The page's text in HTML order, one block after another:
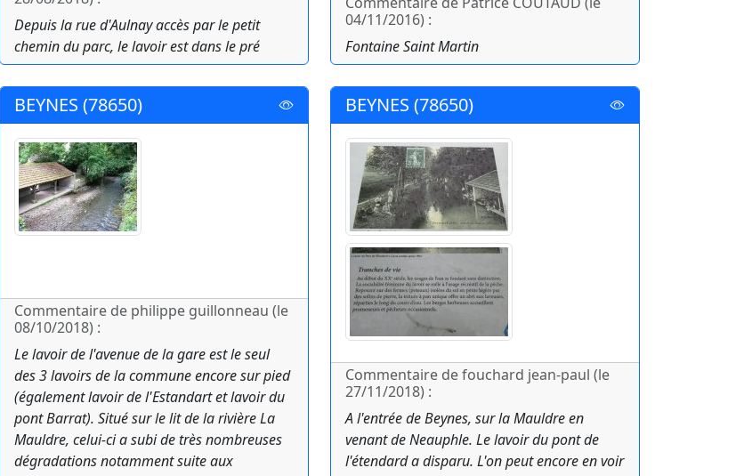
Depuis la rue d'Aulnay accès par le petit
chemin du parc, le lavoir est dans le pré
04/11/2016) :
Fontaine Saint Martin
BEYNES (78650)
Commentaire de philippe guillonneau (le
08/10/2018) :
Le lavoir de l'avenue de la gare est le seul
des 3 lavoirs de la commune encore sur pied
(également lavoir de l'Estandart et lavoir du
pont Barrat). Situé sur le lit de la rivière La
Mauldre, celui-ci a subi de très nombreuses
dégradations notamment suite aux
BEYNES (78650)
Commentaire de fouchard jean-paul (le
27/11/2018) :
A l'entrée de Beynes, sur la Mauldre en
venant de Neauphle. Le lavoir du pont de
l'étendard a disparu. L'on peut encore en voir